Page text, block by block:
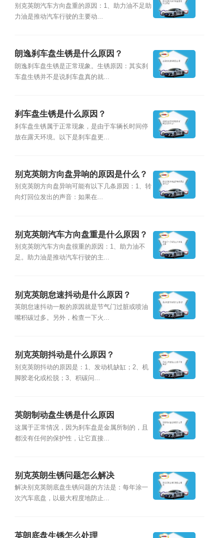
别克英朗汽车方向盘重的原因：1、助力油不足助
力油是推动汽车行驶的主要动...
朗逸刹车盘生锈是什么原因？
朗逸刹车盘生锈是正常现象。生锈原因：其实刹
车盘生锈并不是说刹车盘真的就...
刹车盘生锈是什么原因？
刹车盘生锈属于正常现象，是由于车辆长时间停
放在露天环境。以下是刹车盘更...
别克英朗方向盘异响的原因是什么？
别克英朗方向盘异响可能有以下几条原因：1、转
向灯回位发出的声音：如果在...
别克英朗汽车方向盘重是什么原因？
别克英朗汽车方向盘很重的原因：1、助力油不
足。助力油是推动汽车行驶的主...
别克英朗怠速抖动是什么原因？
英朗怠速抖动一般的原因就是节气门过脏或喷油
嘴积碳过多。另外，检查一下火...
别克英朗抖动是什么原因？
别克英朗抖动的原因是：1、发动机缺缸；2、机
脚胶老化或松脱；3、积碳问...
英朗制动盘生锈是什么原因
这属于正常情况，因为刹车盘是金属所制的，且
都没有任何的保护性，让它直接...
别克英朗生锈问题怎么解决
解决别克英朗底盘生锈问题的方法是：每年涂一
次汽车底盘，以最大程度地防止...
英朗底盘生锈怎么处理